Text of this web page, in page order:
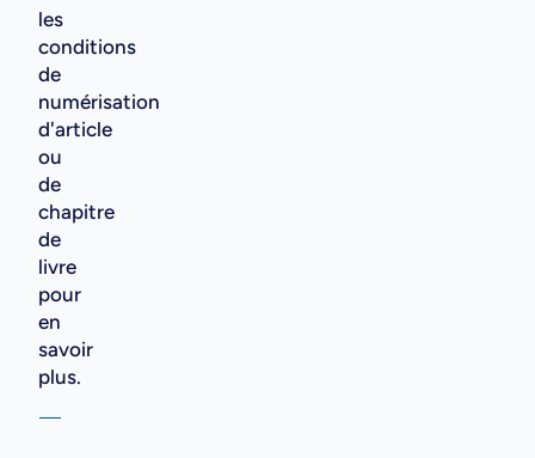
les
conditions
de
numérisation
d'article
ou
de
chapitre
de
livre
pour
en
savoir
plus.